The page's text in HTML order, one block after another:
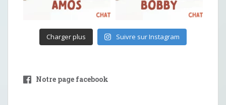
Charger plus Suivre sur Instagram
Notre page facebook